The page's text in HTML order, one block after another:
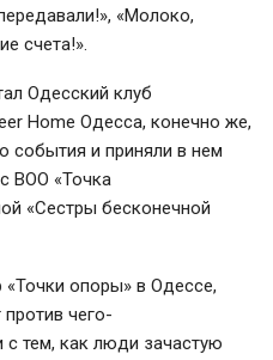
«Молоко,
счета!».
Одесский клуб
Home Одесса, конечно же,
события и приняли в нем
ВОО «Точка
«Сестры бесконечной
опоры» в Одессе,
чего-
с тем, как люди зачастую